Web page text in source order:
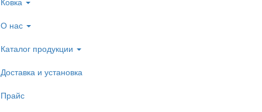
О нас
Каталог продукции
Доставка и установка
Прайс